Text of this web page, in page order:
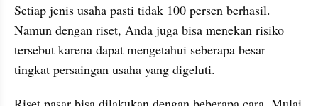
Setiap jenis usaha pasti tidak 100 persen berhasil.
Namun dengan riset, Anda juga bisa menekan risiko
tersebut karena dapat mengetahui seberapa besar
tingkat persaingan usaha yang digeluti.